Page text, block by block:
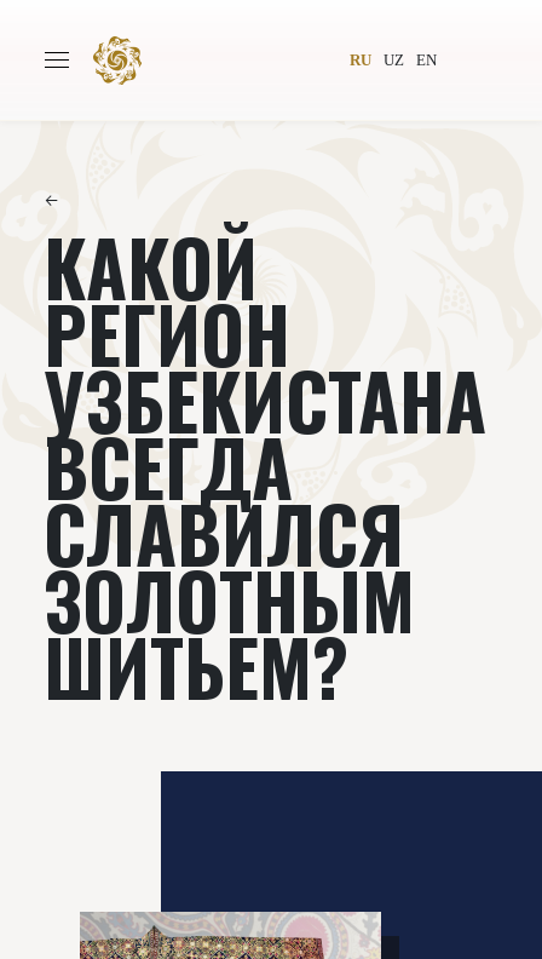
RU UZ EN
Авторы
Издательство
Проекты Подкасты
Книги Видеолекторий
←
КАКОЙ
РЕГИОН
УЗБЕКИСТАНА
ВСЕГДА
СЛАВИЛСЯ
ЗОЛОТНЫМ
ШИТЬЕМ?